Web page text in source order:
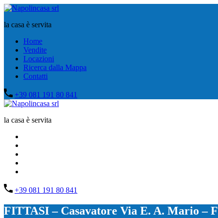
la casa è servita
Home
Vendite
Locazioni
Ricerca dalla Mappa
Contatti
+39 081 191 80 841
la casa è servita
+39 081 191 80 841
FITTASI – Casavatore Via E. A. Mario –